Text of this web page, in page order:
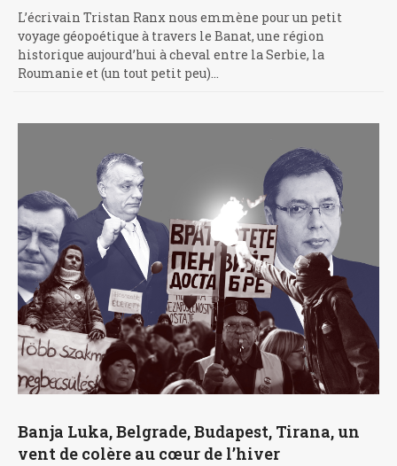
L’écrivain Tristan Ranx nous emmène pour un petit
voyage géopoétique à travers le Banat, une région
historique aujourd’hui à cheval entre la Serbie, la
Roumanie et (un tout petit peu)…
Banja Luka, Belgrade, Budapest, Tirana, un
vent de colère au cœur de l’hiver